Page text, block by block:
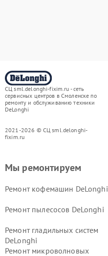
СЦ sml.delonghi-fixim.ru - сеть
сервисных центров в Смоленске по
ремонту и обслуживанию техники
DeLonghi
2021-2026 © СЦ sml.delonghi-
fixim.ru
Мы ремонтируем
Ремонт кофемашин DeLonghi
Ремонт пылесосов DeLonghi
Ремонт гладильных систем
DeLonghi
Ремонт микроволновых